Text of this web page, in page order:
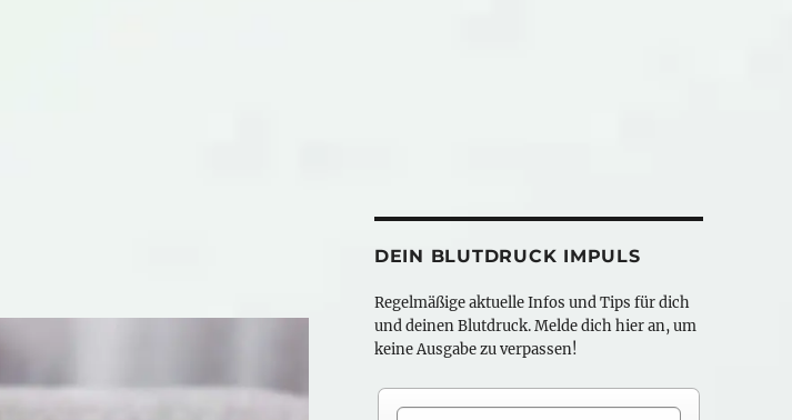
DEIN BLUTDRUCK IMPULS
Regelmäßige aktuelle Infos und Tips für dich
und deinen Blutdruck. Melde dich hier an, um
keine Ausgabe zu verpassen!